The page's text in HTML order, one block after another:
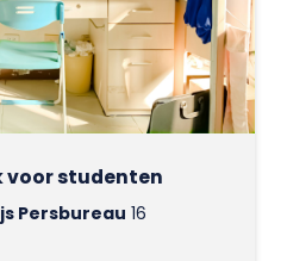
voor studenten
Persbureau 16